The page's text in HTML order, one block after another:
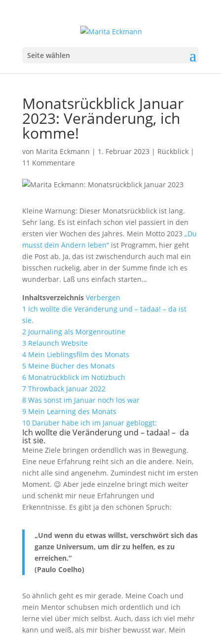
Seite wählen
Monatsrückblick Januar
2023: Veränderung, ich
komme!
von Marita Eckmann | 1. Februar 2023 | Rückblick|
11 Kommentare
Kleine Warnung: Dieser Monatsrückblick ist lang.
Sehr lang. Es ist einfach schon viel passiert in den
ersten vier Wochen des Jahres. Mein Motto 2023 „Du
musst dein Ändern leben“ist Programm, hier geht
die Post ab. Ja, das ist zwischendurch auch mal ein
bisschen ruckelig, aber in der Summe finde ich es
wunderbar. Laß uns einfach starten…
Inhaltsverzeichnis Verbergen
1 Ich wollte die Veränderung und – tadaa! – da ist
sie.
2 Journaling als Morgenroutine
3 Relaunch Website
4 Mein Lieblingsfilm des Monats
5 Meine Bücher des Monats
6 Monatrückblick im Notizbuch
7 Throwback Januar 2022
8 Was sonst im Januar noch los war
9 Mein Learning des Monats
10 Darüber habe ich im Januar gebloggt:
Ich wollte die Veränderung und – tadaa! – da
ist sie.
Meine Ziele bringen ordendlich was in Bewegung.
Eine neue Erfahrung reiht sich an die andere. Nein,
nicht alle sind angenehm. Zumindest nicht im ersten
Moment. 😉 Aber jede einzelne bringt mich weiter
und schenkt mir neue Erfahrungen und
Erkenntnisse. Es gibt ja den schönen Spruch:
„Und wenn du etwas willst, verschwört sich das
ganze Universum, um dir zu helfen, es zu
erreichen.“
(Paulo Coelho)
So ähnlich geht es mir gerade. Meine Coach und
mein Mentor schubsen mich ordentlich und ich
lerne viel über mich selbst. Auch, dass ich viel mehr
kann und weiß, als mir bisher bewusst war. Mein